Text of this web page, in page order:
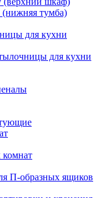
тумба)
для кухни
для кухни
П-образных ящиков